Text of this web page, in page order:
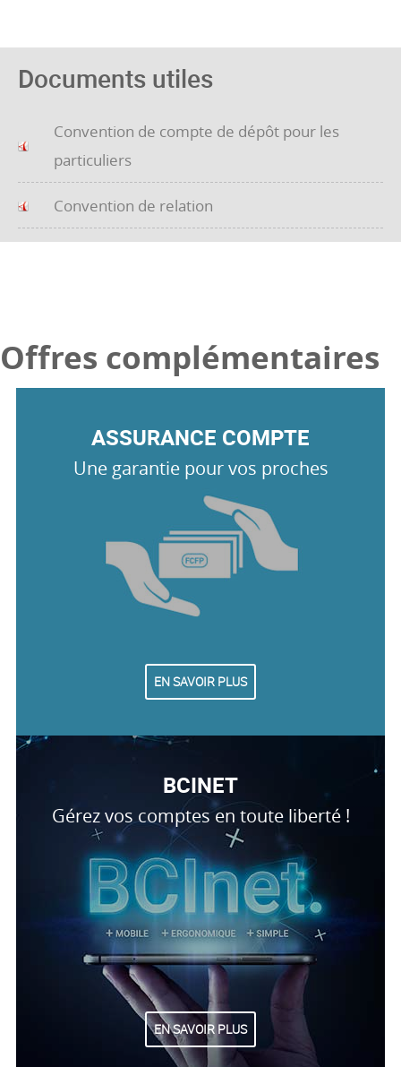
Documents utiles
Convention de compte de dépôt pour les
particuliers
Convention de relation
Offres complémentaires
ASSURANCE COMPTE
Une garantie pour vos proches
EN SAVOIR PLUS
BCINET
Gérez vos comptes en toute liberté !
EN SAVOIR PLUS